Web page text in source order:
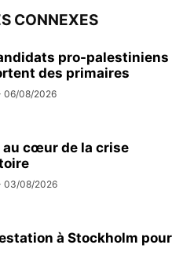
CONNEXES
pro-palestiniens
des primaires
06/08/2026
au cœur de la crise
03/08/2026
à Stockholm pour